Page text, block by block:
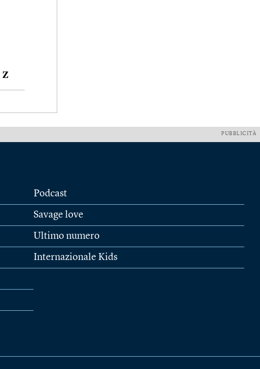
Z
PUBBLICITÀ
Podcast
Savage love
Ultimo numero
Internazionale Kids